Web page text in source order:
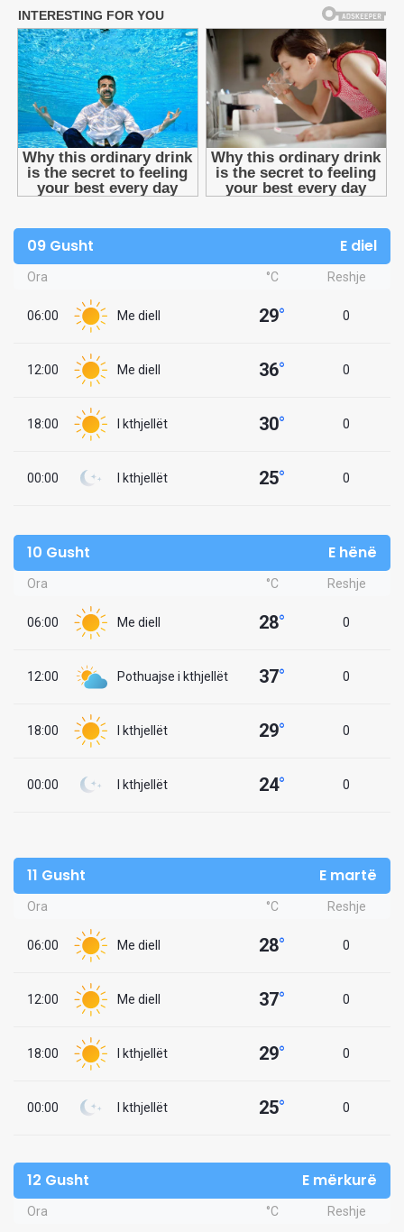
09 Gusht E diel
Ora °C Reshje
06:00 Me diell 29° 0
12:00 Me diell 36° 0
18:00 I kthjellët 30° 0
00:00 I kthjellët 25° 0
10 Gusht E hënë
Ora °C Reshje
06:00 Me diell 28° 0
12:00 Pothuajse i kthjellët 37° 0
18:00 I kthjellët 29° 0
00:00 I kthjellët 24° 0
11 Gusht E martë
Ora °C Reshje
06:00 Me diell 28° 0
12:00 Me diell 37° 0
18:00 I kthjellët 29° 0
00:00 I kthjellët 25° 0
12 Gusht E mërkurë
Ora °C Reshje